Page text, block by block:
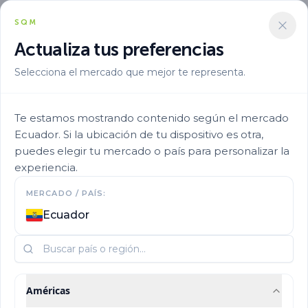
SQM
Actualiza tus preferencias
Selecciona el mercado que mejor te representa.
Te estamos mostrando contenido según el mercado
Ecuador. Si la ubicación de tu dispositivo es otra,
puedes elegir tu mercado o país para personalizar la
experiencia.
MERCADO / PAÍS:
Ecuador
Américas
Conócenos